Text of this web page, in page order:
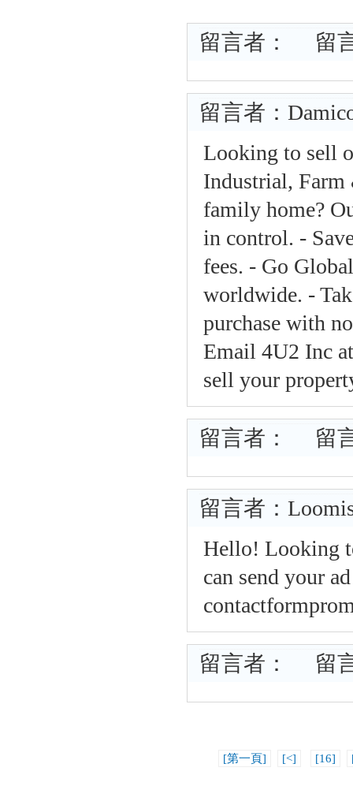
留言者： 留言
留言者：
Looking to sell
Industrial, Farm
family home?
in control. -
fees. - Go
worldwide. -
purchase with
Email 4U2 Inc
sell your
留言者： 留言
留言者：
Hello! Looking
can send your
留言者： 留言
[第一頁] [<] [16]